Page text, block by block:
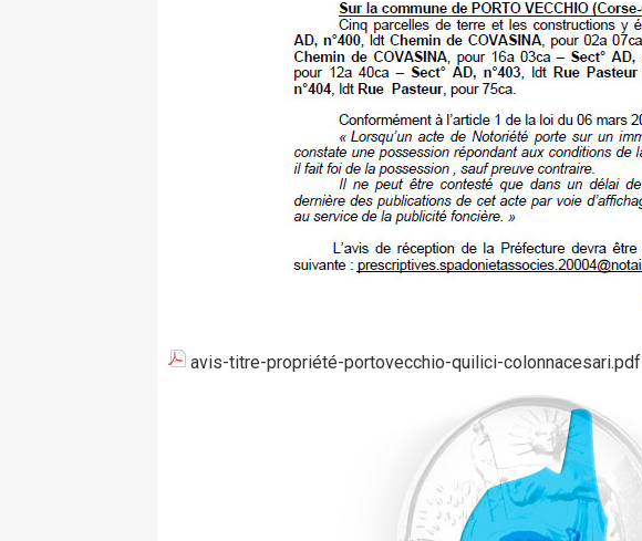
avis-titre-propriété-portovecchio-quilici-colonnacesari.pdf